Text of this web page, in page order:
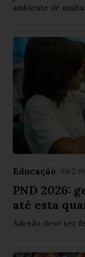
ambiente de
Educação Há 2
PND 2026:
até esta
Adesão deve ser